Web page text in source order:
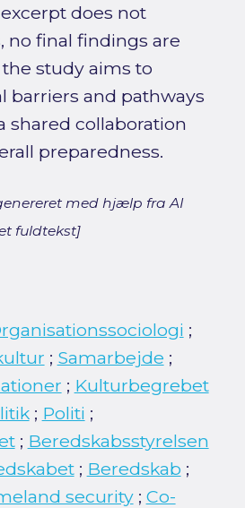
does not
no final findings are
study aims to
barriers and pathways
shared collaboration
preparedness.
med hjælp fra AI
fuldtekst]
;
; Samarbejde ;
; Kulturbegrebet
; Politi ;
; Beredskabsstyrelsen
; Beredskab ;
security; Co-